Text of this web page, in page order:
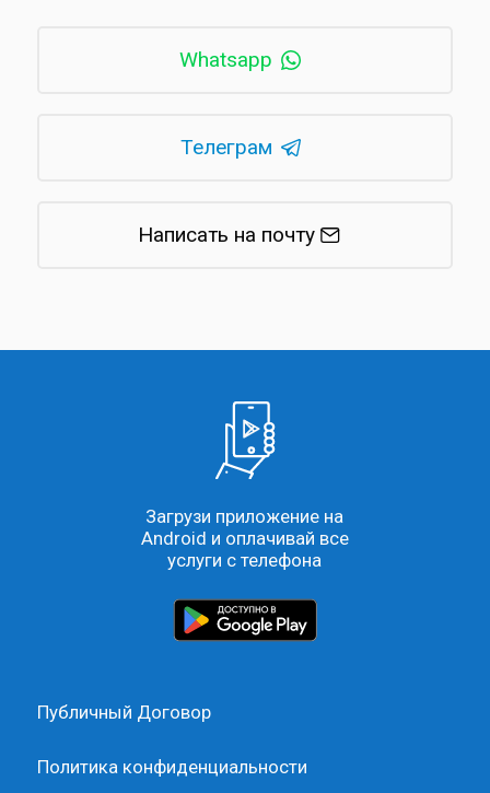
Whatsapp
Телеграм
Написать на почту
Загрузи приложение на
Android и оплачивай все
услуги с телефона
Публичный Договор
Политика конфиденциальности